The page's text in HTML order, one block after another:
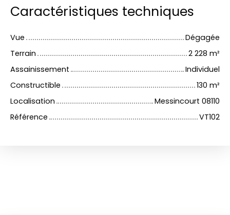
Caractéristiques techniques
Vue
Dégagée
Terrain
2 228 m²
Assainissement
Individuel
Constructible
130 m²
Localisation
Messincourt 08110
Référence
VT102